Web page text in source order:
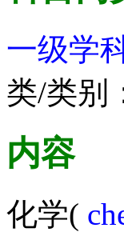
一级学
类/类别
内容
化学(